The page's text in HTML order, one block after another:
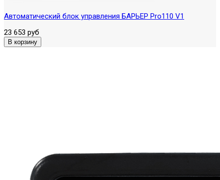
Автоматический блок управления БАРЬЕР Pro110 V1
23 653 руб